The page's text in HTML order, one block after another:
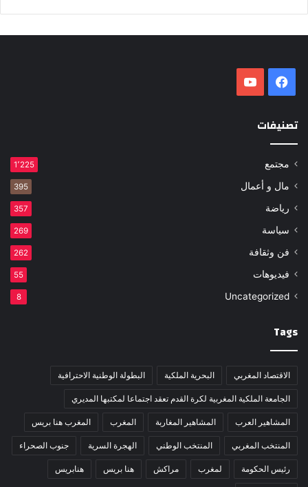
فيسبوك
تصنيفات
مجتمع 1٬225
مال و أعمال 395
رياضة 357
سياسة 269
فن وثقافة 262
فيديوهات 55
Uncategorized
8
Tags
الاقتصاد المغربي البحرية الملكية البطولة الوطنية الاحترافية
الجامعة الملكية المغربية لكرة القدم تعقد اجتماعا لمكتبها المديري
المشاهير العرب المشاهير المغاربة المغرب المغرب هنا بريس
المنتخب المغربي المنتخب الوطني الهجرة السرية جنوب الصحراء
رئيس الحكومة لمغرب مراكش هنا بريس هنابريس